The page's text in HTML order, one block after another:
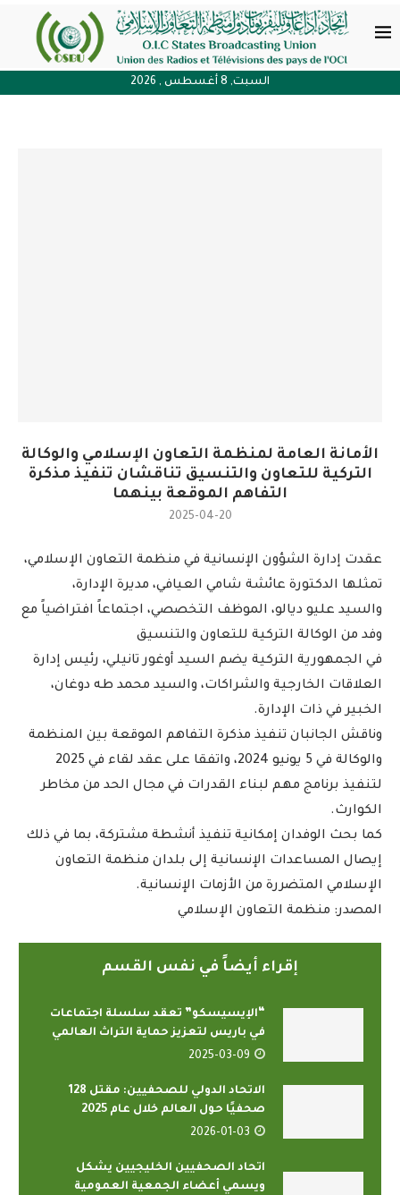
السبت, 8 أغسطس , 2026
الأمانة العامة لمنظمة التعاون الإسلامي والوكالة
التركية للتعاون والتنسيق تناقشان تنفيذ مذكرة
التفاهم الموقعة بينهما
2025-04-20
عقدت إدارة الشؤون الإنسانية في منظمة التعاون الإسلامي،
تمثلها الدكتورة عائشة شامي العيافي، مديرة الإدارة،
والسيد عليو ديالو، الموظف التخصصي، اجتماعاً افتراضياً مع
وفد من الوكالة التركية للتعاون والتنسيق
في الجمهورية التركية يضم السيد أوغور تانيلي، رئيس إدارة
العلاقات الخارجية والشراكات، والسيد محمد طه دوغان،
الخبير في ذات الإدارة.
وناقش الجانبان تنفيذ مذكرة التفاهم الموقعة بين المنظمة
والوكالة في 5 يونيو 2024، واتفقا على عقد لقاء في 2025
لتنفيذ برنامج مهم لبناء القدرات في مجال الحد من مخاطر
الكوارث.
كما بحث الوفدان إمكانية تنفيذ أنشطة مشتركة، بما في ذلك
إيصال المساعدات الإنسانية إلى بلدان منظمة التعاون
الإسلامي المتضررة من الأزمات الإنسانية.
المصدر: منظمة التعاون الإسلامي
إقراء أيضاً في نفس القسم
“الإيسيسكو” تعقد سلسلة اجتماعات
في باريس لتعزيز حماية التراث العالمي
2025-03-09
الاتحاد الدولي للصحفيين: مقتل 128
صحفيًا حول العالم خلال عام 2025
2026-01-03
اتحاد الصحفيين الخليجيين يشكل
ويسمي أعضاء الجمعية العمومية